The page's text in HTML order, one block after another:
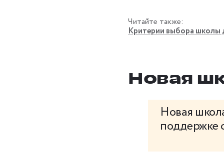
Читайте также:
Критерии выбора школы
Новая
Новая
поддержке